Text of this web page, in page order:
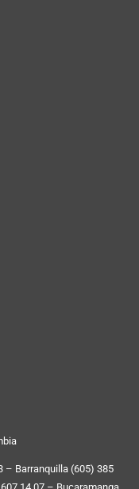
– Barranquilla (605) 385